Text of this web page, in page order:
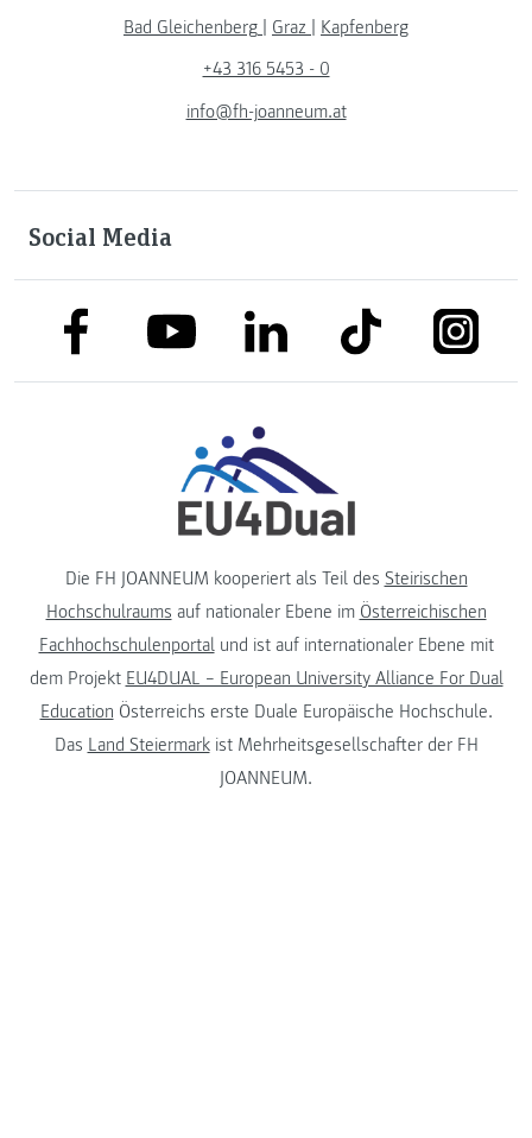
Bad Gleichenberg | Graz | Kapfenberg
+43 316 5453 - 0
info@fh-joanneum.at
Social Media
link to facebooklink to youtubelink to linkedinlink to tiktok link to
Die FH JOANNEUM kooperiert als Teil des Steirischen
Hochschulraums auf nationaler Ebene im Österreichischen
Fachhochschulenportalund ist auf internationaler Ebene mit
dem Projekt EU4DUAL – European University Alliance For Dual
Education Österreichs erste Duale Europäische Hochschule.
Das Land Steiermarkist Mehrheitsgesellschafter der FH
JOANNEUM.